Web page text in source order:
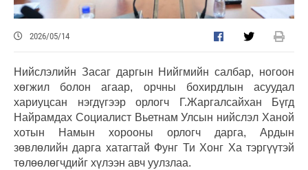
2026/05/14
Нийслэлийн Засаг даргын Нийгмийн салбар, ногоон
хөгжил болон агаар, орчны бохирдлын асуудал
хариуцсан нэгдүгээр орлогч Г.Жаргалсайхан Бүгд
Найрамдах Социалист Вьетнам Улсын нийслэл Ханой
хотын Намын хорооны орлогч дарга, Ардын
зөвлөлийн дарга хатагтай Фунг Ти Хонг Ха тэргүүтэй
төлөөлөгчдийг хүлээн авч уулзлаа.